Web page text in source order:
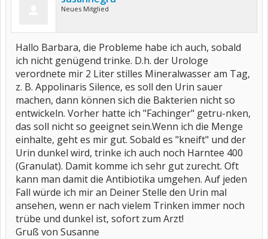
Neues Mitglied
Hallo Barbara, die Probleme habe ich auch, sobald
ich nicht genügend trinke. D.h. der Urologe
verordnete mir 2 Liter stilles Mineralwasser am Tag,
z. B. Appolinaris Silence, es soll den Urin sauer
machen, dann können sich die Bakterien nicht so
entwickeln. Vorher hatte ich "Fachinger" getru-nken,
das soll nicht so geeignet sein.Wenn ich die Menge
einhalte, geht es mir gut. Sobald es "kneift" und der
Urin dunkel wird, trinke ich auch noch Harntee 400
(Granulat). Damit komme ich sehr gut zurecht. Oft
kann man damit die Antibiotika umgehen. Auf jeden
Fall würde ich mir an Deiner Stelle den Urin mal
ansehen, wenn er nach vielem Trinken immer noch
trübe und dunkel ist, sofort zum Arzt!
Gruß von Susanne